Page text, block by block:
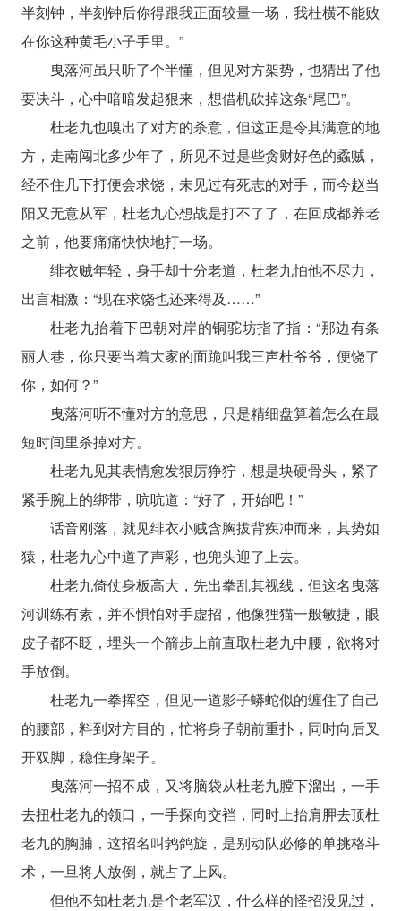
半刻钟，半刻钟后你得跟我正面较量一场，我杜横不能败
在你这种黄毛小子手里。”
曳落河虽只听了个半懂，但见对方架势，也猜出了他
要决斗，心中暗暗发起狠来，想借机砍掉这条“尾巴”。
杜老九也嗅出了对方的杀意，但这正是令其满意的地
方，走南闯北多少年了，所见不过是些贪财好色的蟊贼，
经不住几下打便会求饶，未见过有死志的对手，而今赵当
阳又无意从军，杜老九心想战是打不了了，在回成都养老
之前，他要痛痛快快地打一场。
绯衣贼年轻，身手却十分老道，杜老九怕他不尽力，
出言相激：“现在求饶也还来得及……”
杜老九抬着下巴朝对岸的铜驼坊指了指：“那边有条
丽人巷，你只要当着大家的面跪叫我三声杜爷爷，便饶了
你，如何？”
曳落河听不懂对方的意思，只是精细盘算着怎么在最
短时间里杀掉对方。
杜老九见其表情愈发狠厉狰狞，想是块硬骨头，紧了
紧手腕上的绑带，吭吭道：“好了，开始吧！”
话音刚落，就见绯衣小贼含胸拔背疾冲而来，其势如
猿，杜老九心中道了声彩，也兜头迎了上去。
杜老九倚仗身板高大，先出拳乱其视线，但这名曳落
河训练有素，并不惧怕对手虚招，他像狸猫一般敏捷，眼
皮子都不眨，埋头一个箭步上前直取杜老九中腰，欲将对
手放倒。
杜老九一拳挥空，但见一道影子蟒蛇似的缠住了自己
的腰部，料到对方目的，忙将身子朝前重扑，同时向后叉
开双脚，稳住身架子。
曳落河一招不成，又将脑袋从杜老九膛下溜出，一手
去扭杜老九的领口，一手探向交裆，同时上抬肩胛去顶杜
老九的胸脯，这招名叫鹁鸽旋，是别动队必修的单挑格斗
术，一旦将人放倒，就占了上风。
但他不知杜老九是个老军汉，什么样的怪招没见过，